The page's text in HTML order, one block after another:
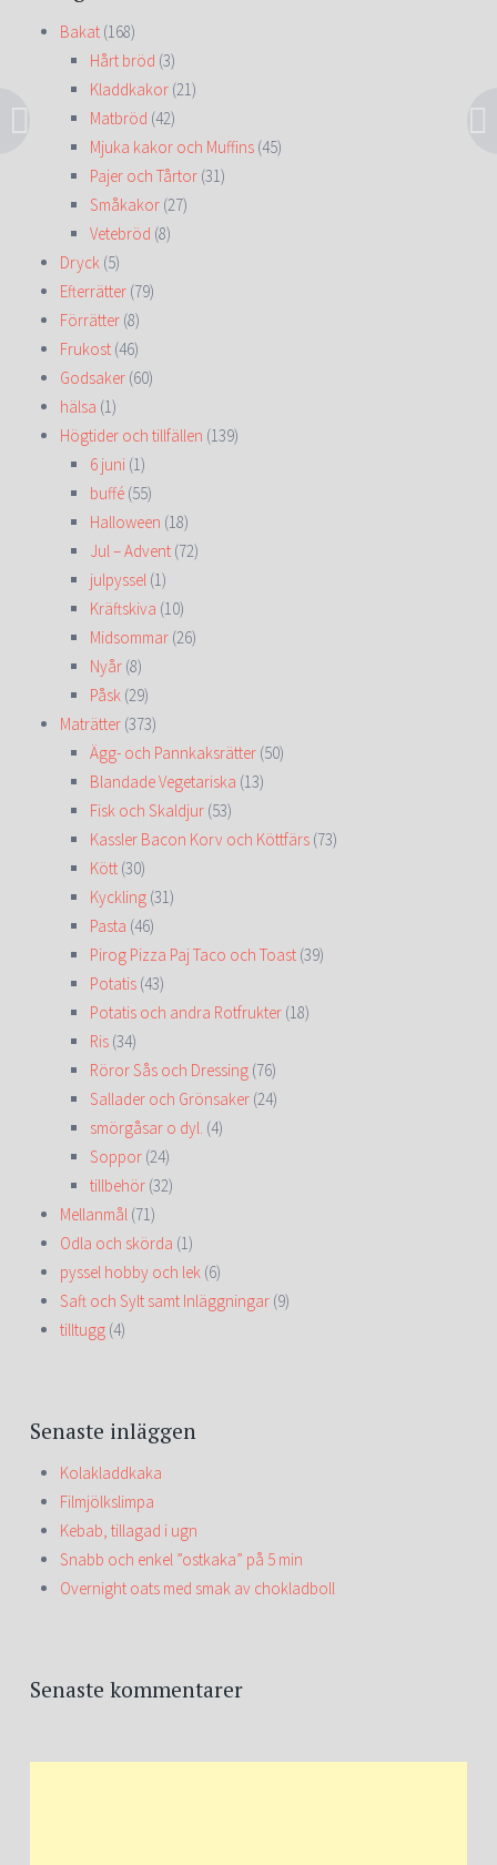
Bakat (168)
Hårt bröd (3)
Kladdkakor (21)
Matbröd (42)
Mjuka kakor och Muffins (45)
Pajer och Tårtor (31)
Småkakor (27)
Vetebröd (8)
Dryck (5)
Efterrätter (79)
Förrätter (8)
Frukost (46)
Godsaker (60)
hälsa (1)
Högtider och tillfällen (139)
6 juni (1)
buffé (55)
Halloween (18)
Jul – Advent (72)
julpyssel (1)
Kräftskiva (10)
Midsommar (26)
Nyår (8)
Påsk (29)
Maträtter (373)
Ägg- och Pannkaksrätter (50)
Blandade Vegetariska (13)
Fisk och Skaldjur (53)
Kassler Bacon Korv och Köttfärs (73)
Kött (30)
Kyckling (31)
Pasta (46)
Pirog Pizza Paj Taco och Toast (39)
Potatis (43)
Potatis och andra Rotfrukter (18)
Ris (34)
Röror Sås och Dressing (76)
Sallader och Grönsaker (24)
smörgåsar o dyl. (4)
Soppor (24)
tillbehör (32)
Mellanmål (71)
Odla och skörda (1)
pyssel hobby och lek (6)
Saft och Sylt samt Inläggningar (9)
tilltugg (4)
Senaste inläggen
Kolakladdkaka
Filmjölkslimpa
Kebab, tillagad i ugn
Snabb och enkel ”ostkaka” på 5 min
Overnight oats med smak av chokladboll
Senaste kommentarer